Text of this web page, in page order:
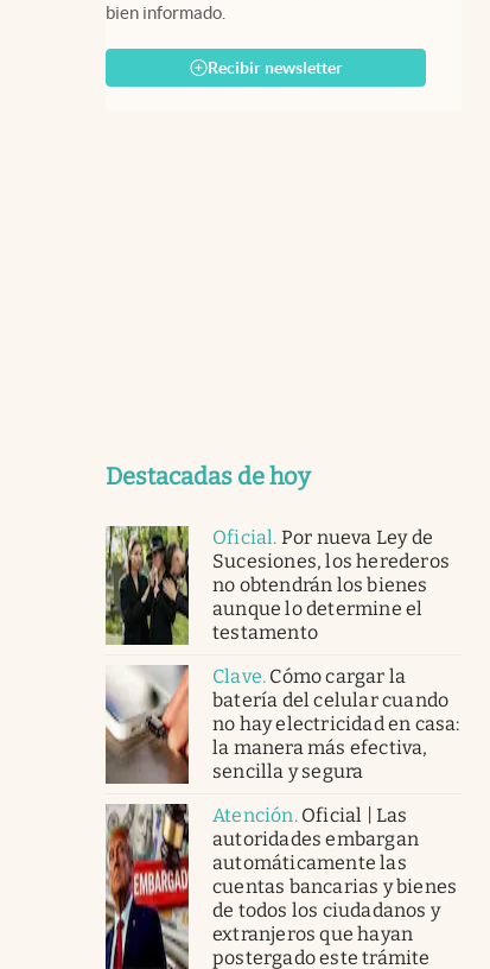
bien informado.
Recibir newsletter
Destacadas de hoy
Oficial. Por nueva Ley de
Sucesiones, los herederos
no obtendrán los bienes
aunque lo determine el
testamento
Clave. Cómo cargar la
batería del celular cuando
no hay electricidad en casa:
la manera más efectiva,
sencilla y segura
Atención. Oficial | Las
autoridades embargan
automáticamente las
cuentas bancarias y bienes
de todos los ciudadanos y
extranjeros que hayan
postergado este trámite